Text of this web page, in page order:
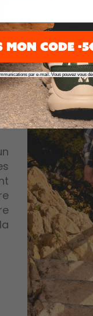
MON CODE -
par e-mail. Vous pouvez vous